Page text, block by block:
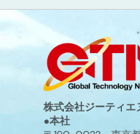
株式会社ジーティエ
●本社